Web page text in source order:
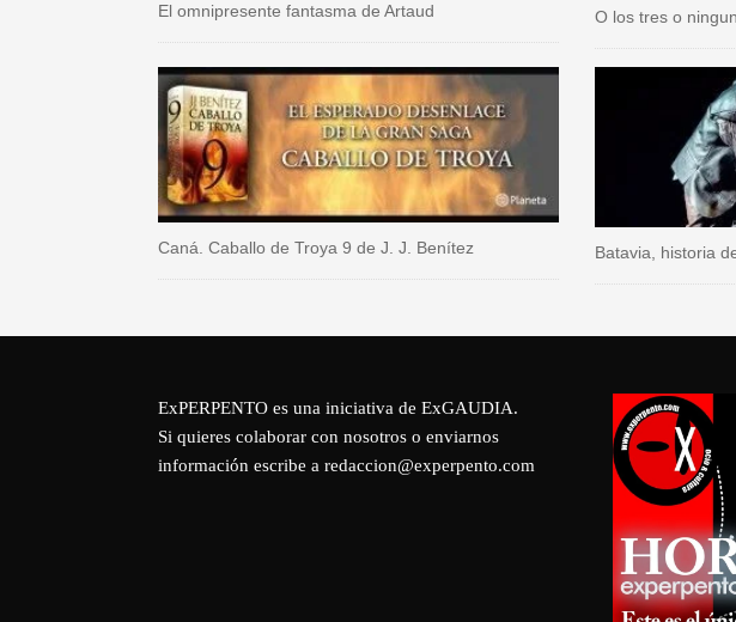
El omnipresente fantasma de Artaud O los tres o
Caná. Caballo de Troya 9 de J. J. Benítez Batavia, historia
ExPERPENTO es una iniciativa de ExGAUDIA.
Si quieres colaborar con nosotros o enviarnos
información escribe a redaccion@experpento.com